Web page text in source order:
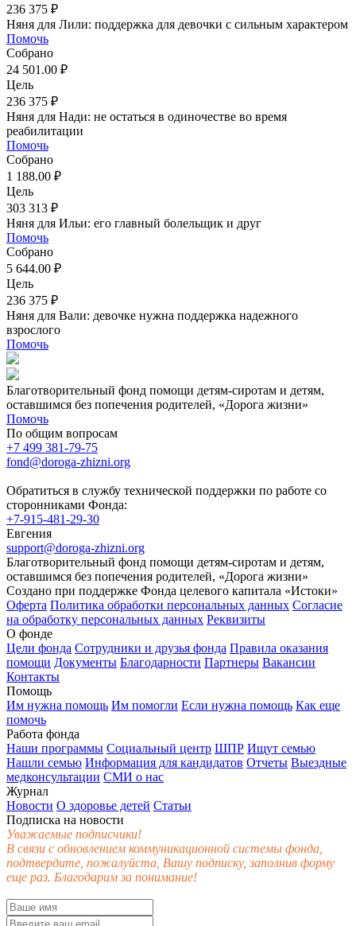
236 375 ₽
Няня для Лили: поддержка для девочки с сильным характером
Помочь
Собрано
24 501.00 ₽
Цель
236 375 ₽
Няня для Нади: не остаться в одиночестве во время
реабилитации
Помочь
Собрано
1 188.00 ₽
Цель
303 313 ₽
Няня для Ильи: его главный болельщик и друг
Помочь
Собрано
5 644.00 ₽
Цель
236 375 ₽
Няня для Вали: девочке нужна поддержка надежного
взрослого
Помочь
Благотворительный фонд помощи детям-сиротам и детям,
оставшимся без попечения родителей, «Дорога жизни»
Помочь
По общим вопросам
+7 499 381-79-75
fond@doroga-zhizni.org
Обратиться в службу технической поддержки по работе со
сторонниками Фонда:
+7-915-481-29-30
Евгения
support@doroga-zhizni.org
Благотворительный фонд помощи детям-сиротам и детям,
оставшимся без попечения родителей, «Дорога жизни»
Создано при поддержке Фонда целевого капитала «Истоки»
Оферта Политика обработки персональных данных Согласие
на обработку персональных данных Реквизиты
О фонде
Цели фонда Сотрудники и друзья фонда Правила оказания
помощи Документы Благодарности Партнеры Вакансии
Контакты
Помощь
Им нужна помощь Им помогли Если нужна помощь Как еще
помочь
Работа фонда
Наши программы Социальный центр ШПР Ищут семью
Нашли семью Информация для кандидатов Отчеты Выездные
медконсультации СМИ о нас
Журнал
Новости О здоровье детей Статьи
Подписка на новости
Уважаемые подписчики!
В связи с обновлением коммуникационной системы фонда,
подтвердите, пожалуйста, Вашу подписку, заполнив форму
еще раз. Благодарим за понимание!